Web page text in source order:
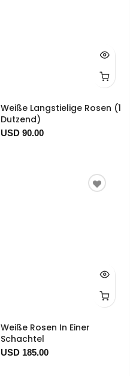
Weiße Langstielige Rosen (1
Dutzend)
USD 90.00
Weiße Rosen In Einer
Schachtel
USD 185.00